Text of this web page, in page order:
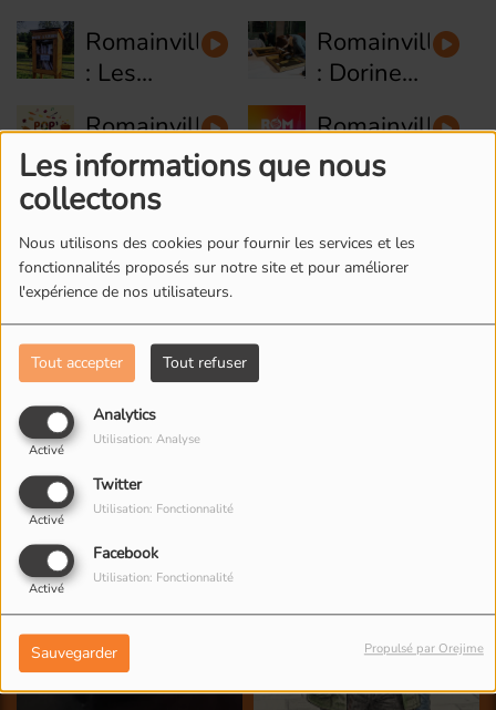
Les informations que nous
collectons
Nous utilisons des cookies pour fournir les services et les
fonctionnalités proposés sur notre site et pour améliorer
l'expérience de nos utilisateurs.
Tout accepter Tout refuser
Analytics
Activé
Utilisation: Analyse
Twitter
Activé
Utilisation: Fonctionnalité
Facebook
Activé
Utilisation: Fonctionnalité
Sauvegarder Propulsé par Orejime
Romainville
: Les
livres
Romainville
: Dorine
de
peinture
Romainville
: William
de POP
Cuisine
Romainville
: Le
Tennis de
avec
Roberto
Romainville
: Riad de
Cyclofficine
sous-bois
: Festival
Ohého
L'ÉQUIPE DE RADIO M'S